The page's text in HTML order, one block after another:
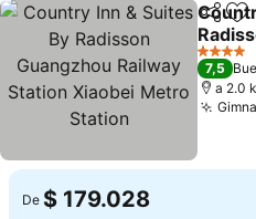
Metro
Ver
4 Estrellas
7,5
a 2.0
De $ 179.028